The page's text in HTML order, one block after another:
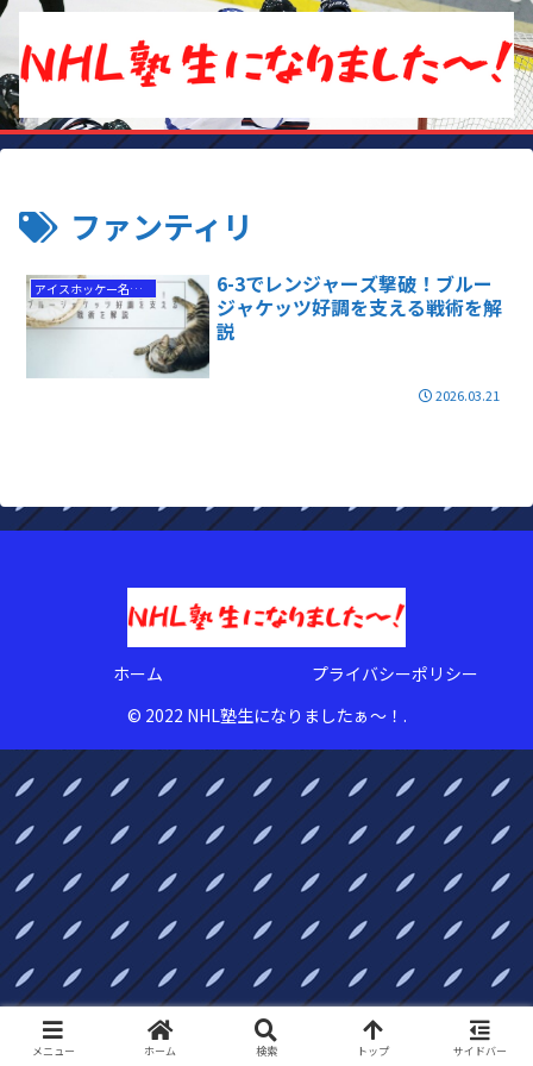
ファンティリ
アイスホッケー名勝負
6-3でレンジャーズ撃破！ブルー
ジャケッツ好調を支える戦術を解
説
2026.03.21
ホーム
プライバシーポリシー
© 2022 NHL塾生になりましたぁ〜！.
メニュー ホーム 検索 トップ サイドバー